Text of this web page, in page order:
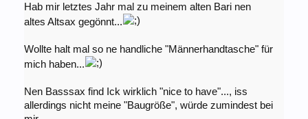
Hab mir letztes Jahr mal zu meinem alten Bari nen
altes Altsax gegönnt...
Wollte halt mal so ne handliche "Männerhandtasche" für
mich haben...
Nen Basssax find Ick wirklich "nice to have"..., iss
allerdings nicht meine "Baugröße", würde zumindest bei